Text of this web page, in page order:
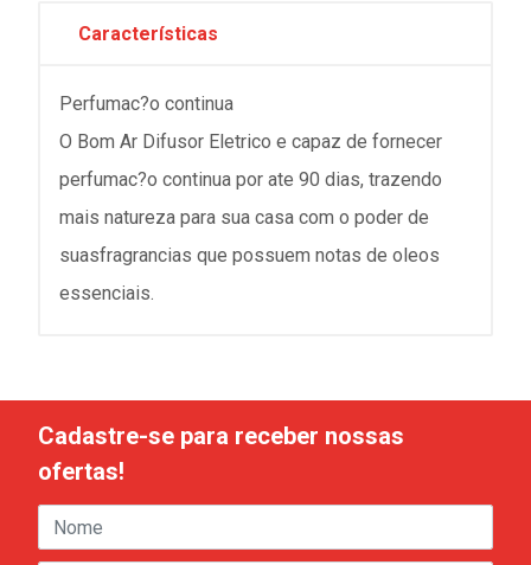
Características
Perfumac?o continua
O Bom Ar Difusor Eletrico e capaz de fornecer
perfumac?o continua por ate 90 dias, trazendo
mais natureza para sua casa com o poder de
suasfragrancias que possuem notas de oleos
essenciais.
Cadastre-se para receber nossas
ofertas!